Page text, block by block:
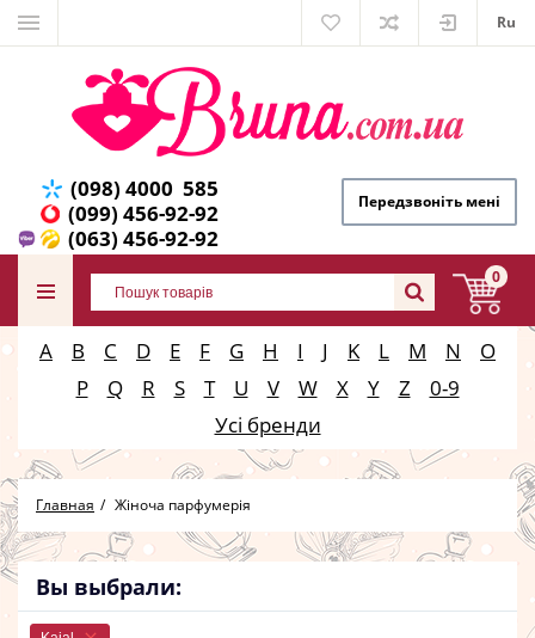
Ru
(098) 4000 585
(099) 456-92-92
(063) 456-92-92
Передзвоніть мені
0
A B C D E F G H I J K L M N
O
P
Q R S T U V W X Y Z
0-9
Усі бренди
Главная Жіноча парфумерія
Вы выбрали: